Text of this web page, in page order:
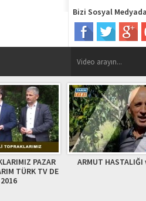
Bizi Sosyal
ve ÇARESİ
KIŞIN